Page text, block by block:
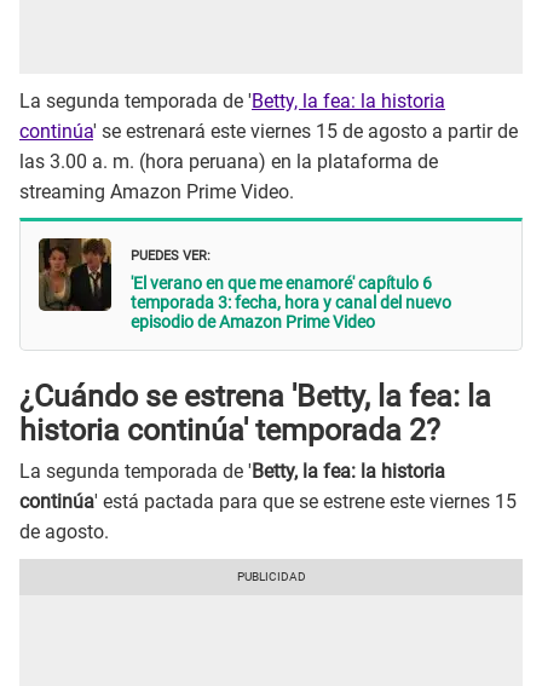
La segunda temporada de 'Betty, la fea: la historia
continúa' se estrenará este viernes 15 de agosto a partir de
las 3.00 a. m. (hora peruana) en la plataforma de
streaming Amazon Prime Video.
PUEDES VER:
'El verano en que me enamoré' capítulo 6
temporada 3: fecha, hora y canal del nuevo
episodio de Amazon Prime Video
¿Cuándo se estrena 'Betty, la fea: la
historia continúa' temporada 2?
La segunda temporada de ' Betty, la fea: la historia
continúa' está pactada para que se estrene este viernes 15
de agosto.